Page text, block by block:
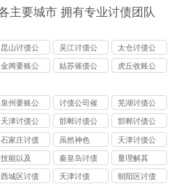
主要城市 拥有专业讨债团队
昆山讨债公
司
吴江讨债公
司
太仓讨债公
司
金阊要账公
姑苏催债公
虎丘收账公
泉州要账公
司
讨债公司催
收
芜湖讨债公
司
天津讨债公
司
邯郸讨债公
司
邯郸讨债公
司
石家庄讨债
公司
虽然神色
天津讨债公
司
技能以及
秦皇岛讨债
公司
量理解其
西城区讨债
天津讨债
朝阳区讨债